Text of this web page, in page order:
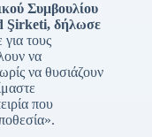
Συμβουλίου
Şirketi, δήλωσε
τους
να
να θυσιάζουν
που